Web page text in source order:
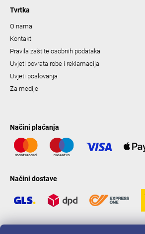
Tvrtka
O nama
Kontakt
Pravila zaštite osobnih podataka
Uvjeti povrata robe i reklamacija
Uvjeti poslovanja
Za medije
Načini plaćanja
Načini dostave